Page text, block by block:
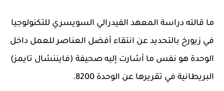
ما قالته دراسة المعهد الفيدرالي السويسري للتكنولوجيا
في زيورخ بالتحديد عن انتقاء أفضل العناصر للعمل داخل
الوحدة هو نفس ما أشارت إليه صحيفة (فايننشال تايمز)
البريطانية في تقريرها عن الوحدة 8200.